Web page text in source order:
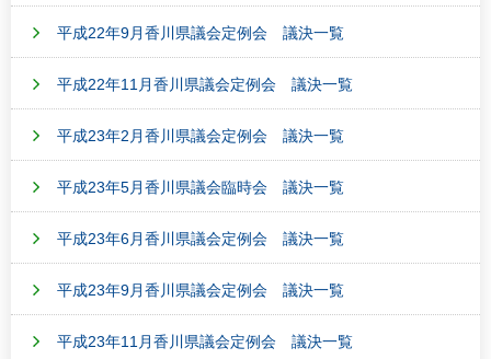
平成22年9月香川県議会定例会 議決一覧
平成22年11月香川県議会定例会 議決一覧
平成23年2月香川県議会定例会 議決一覧
平成23年5月香川県議会臨時会 議決一覧
平成23年6月香川県議会定例会 議決一覧
平成23年9月香川県議会定例会 議決一覧
平成23年11月香川県議会定例会 議決一覧